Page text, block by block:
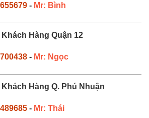
- Mr: Bình
Khách Hàng Quận 12
- Mr: Ngọc
Khách Hàng Q. Phú Nhuận
- Mr: Thái